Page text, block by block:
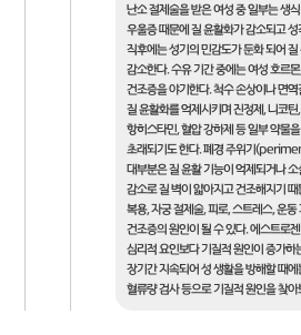
난소 절제술을 받은 여성 중 일부는 생
우울증 때문에 질 윤활화가 감소되고
직후에는 성기의 민감도가 둔화 되어
감소한다. 수유 기간 중에는 여성 호르
건조증을 야기한다. 척수 손상이나 면
질 윤활화를 억제시키며 진정제, 니코틴
항히스타민, 혈압 강하제 등 일부 약물
초래되기도 한다. 폐경 주위기
대부분은 질 윤활 기능이 억제되거나
감소로 질 벽이 얇아지고 건조해지기
복용, 자궁 절제술, 피로, 스트레스, 운
건조증의 원인이 될 수 있다. 에스트로
심리적 요인보다 기질적 원인이 증가하
장기간 지속되어 성 생활을 방해할 때
혈류량 검사 등으로 기질적 원인을 찾